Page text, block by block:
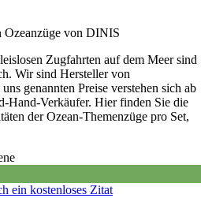
Ozeanzüge von DINIS
Zugfahrten auf dem Meer sind
Wir sind Hersteller von
genannten Preise verstehen sich ab
Hand-Verkäufer. Hier finden Sie die
der Ozean-Themenzüge pro Set,
ein kostenloses Zitat